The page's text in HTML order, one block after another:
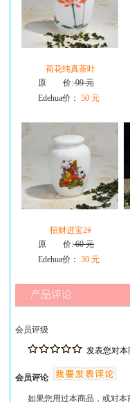
荷花纯真茶叶
原 价:99 元
Edehua价： 50 元
招财进宝2#
原 价:60 元
Edehua价： 30 元
会员评级
发表您对本
会员评论
如果您用过本商品，或对本